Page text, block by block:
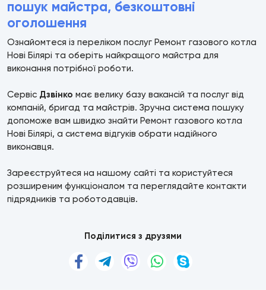
пошук майстра, безкоштовні
оголошення
Ознайомтеся із переліком послуг Ремонт газового котла
Нові Білярі та оберіть найкращого майстра для
виконання потрібної роботи.
Сервіс Дзвінко має велику базу вакансій та послуг від
компаній, бригад та майстрів. Зручна система пошуку
допоможе вам швидко знайти Ремонт газового котла
Нові Білярі, а система відгуків обрати надійного
виконавця.
Зареєструйтеся на нашому сайті та користуйтеся
розширеним функціоналом та переглядайте контакти
підрядників та роботодавців.
Поділитися з друзями